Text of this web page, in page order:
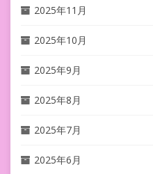
2025年11月
2025年10月
2025年9月
2025年8月
2025年7月
2025年6月